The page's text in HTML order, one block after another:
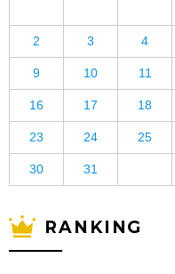
2 3 4
9 10 11
16 17 18
23 24 25
30 31
RANKING